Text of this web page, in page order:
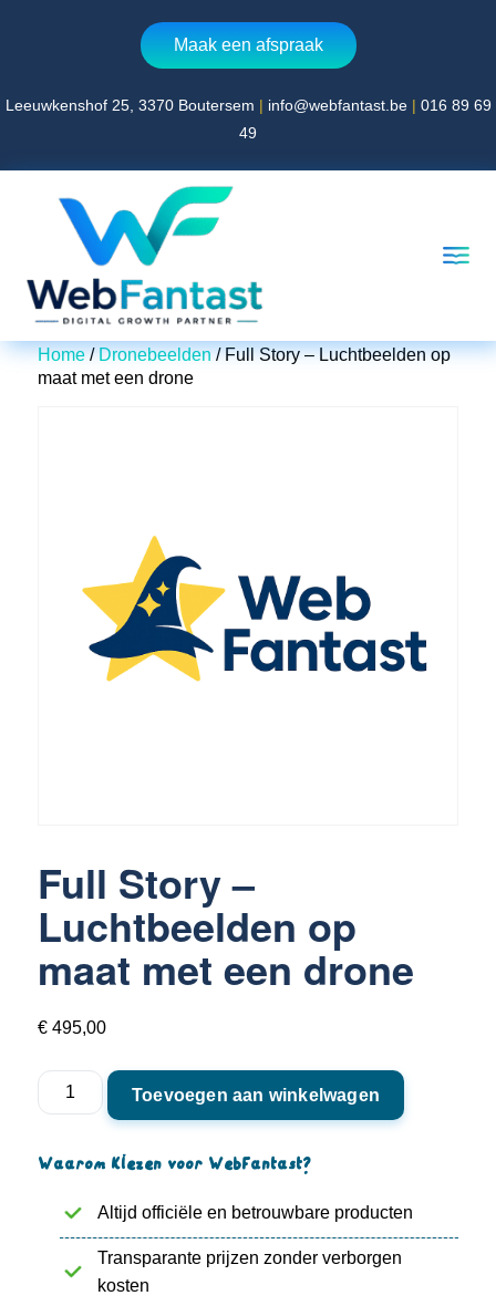
Maak een afspraak
Leeuwkenshof 25, 3370 Boutersem | info@webfantast.be| 016 89 69
49
Website laten maken
360° virtual tour laten maken
Contact
016 89 69 49
info@webfantast.be
Home/Dronebeelden/ Full Story – Luchtbeelden op
maat met een drone
Full Story –
Luchtbeelden op
maat met een drone
€ 495,00
Full
Story
op
een
drone
Toevoegen aan winkelwagen
Waarom kiezen voor WebFantast?
Altijd officiële en betrouwbare producten
Transparante prijzen zonder verborgen
kosten